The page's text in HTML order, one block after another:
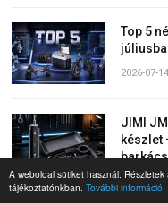
A weboldal sütiket használ. Részletek
tájékoztatónkban. További információ
Top 5
2026-07-14
JIMI
készlet
2026-07-07